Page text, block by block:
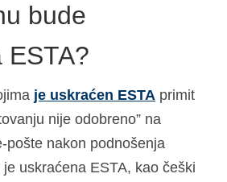
bude
ESTA?
je uskraćen ESTA primit
nije odobreno” na
pošte nakon podnošenja
uskraćena ESTA, kao češki